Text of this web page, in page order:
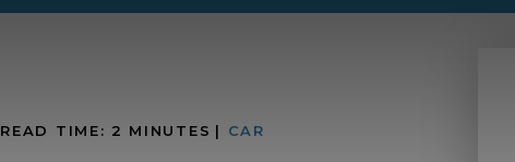
READ TIME: 2 MINUTES | CAR